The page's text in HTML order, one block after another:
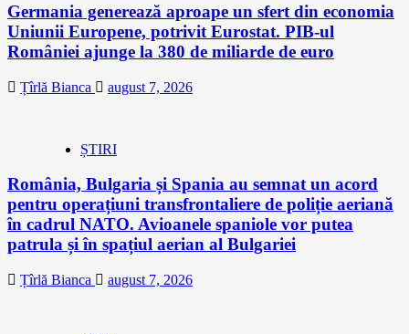
Germania generează aproape un sfert din economia
Uniunii Europene, potrivit Eurostat. PIB-ul
României ajunge la 380 de miliarde de euro
Țîrlă Bianca august 7, 2026
ȘTIRI
România, Bulgaria și Spania au semnat un acord
pentru operațiuni transfrontaliere de poliție aeriană
în cadrul NATO. Avioanele spaniole vor putea
patrula și în spațiul aerian al Bulgariei
Țîrlă Bianca august 7, 2026